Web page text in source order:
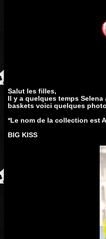
Salut les filles,
Il y a quelques temps
baskets voici quelques
*Le nom de la collection est
BIG KISS